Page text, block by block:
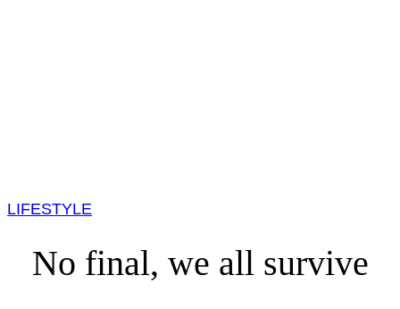
LIFESTYLE
No final, we all survive